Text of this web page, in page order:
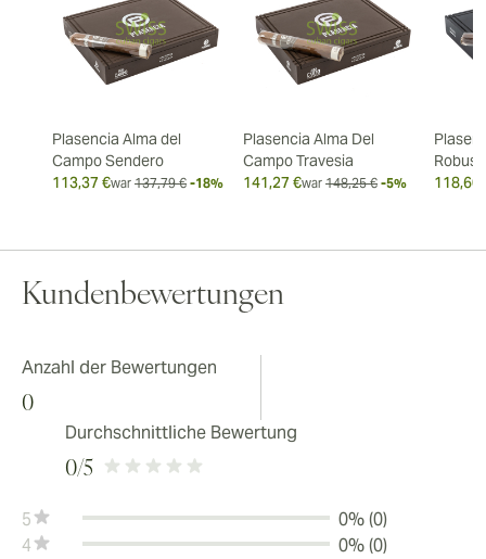
Plasencia Alma del
Campo Sendero
113,37 €war 137,79 € -18%
Plasencia Alma Del
Campo Travesia
141,27 €war 148,25 € -5%
118,60
Kundenbewertungen
Anzahl der Bewertungen
0
Durchschnittliche Bewertung
0/5
5
0% (0)
4
0% (0)